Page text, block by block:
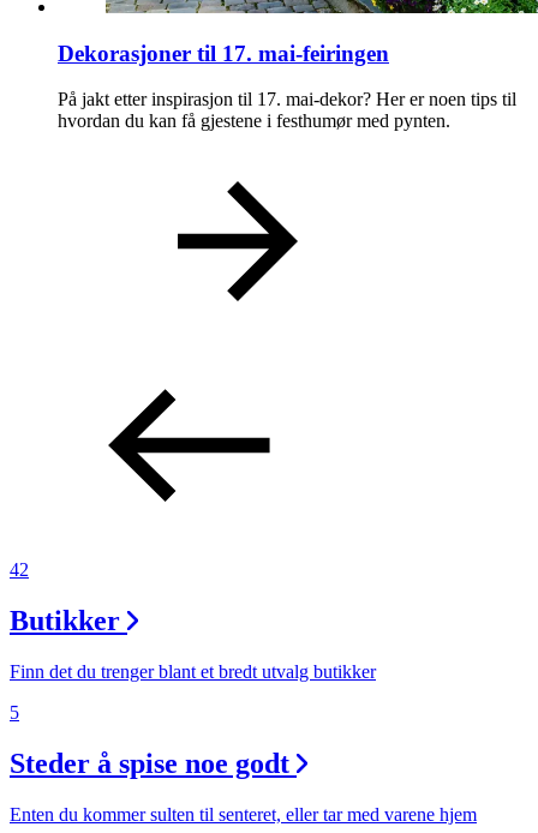
Dekorasjoner til 17. mai-feiringen
På jakt etter inspirasjon til 17. mai-dekor? Her er noen tips til
hvordan du kan få gjestene i festhumør med pynten.
42
Butikker
Finn det du trenger blant et bredt utvalg butikker
5
Steder å spise noe godt
Enten du kommer sulten til senteret, eller tar med varene hjem